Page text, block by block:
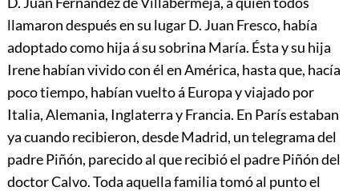
llamaron después en su lugar D. Juan Fresco, había
adoptado como hija á su sobrina María. Ésta y su hija
Irene habían vivido con él en América, hasta que, hacía
poco tiempo, habían vuelto á Europa y viajado por
Italia, Alemania, Inglaterra y Francia. En París estaban
ya cuando recibieron, desde Madrid, un telegrama del
padre Piñón, parecido al que recibió el padre Piñón del
doctor Calvo. Toda aquella familia tomó al punto el